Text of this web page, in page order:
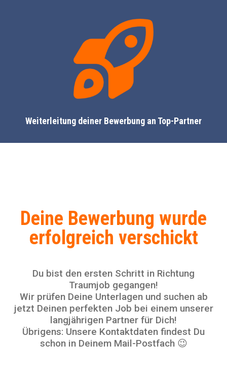
Weiterleitung deiner Bewerbung an Top-Partner
Deine Bewerbung wurde
erfolgreich verschickt
Du bist den ersten Schritt in Richtung
Traumjob gegangen!
Wir prüfen Deine Unterlagen und suchen ab
jetzt Deinen perfekten Job bei einem unserer
langjährigen Partner für Dich!
Übrigens: Unsere Kontaktdaten findest Du
schon in Deinem Mail-Postfach 😉